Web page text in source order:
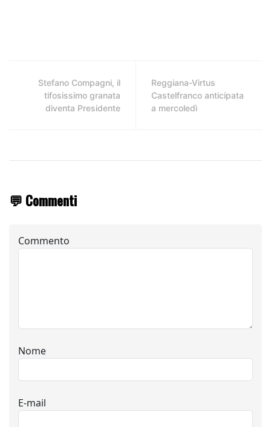
Stefano Compagni, il
tifosissimo granata
diventa Presidente
Reggiana-Virtus
Castelfranco anticipata
a mercoledì
💬 Commenti